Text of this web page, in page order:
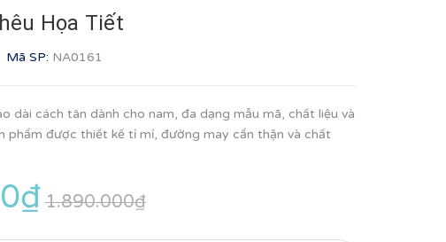
Họa Tiết
Mã SP: NA0161
dài cách tân dành cho nam, đa dạng mẫu mã, chất liệu và
phẩm được thiết kế tỉ mỉ, đường may cẩn thận và chất
1.890.000₫